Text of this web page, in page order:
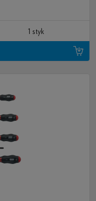
1 styk